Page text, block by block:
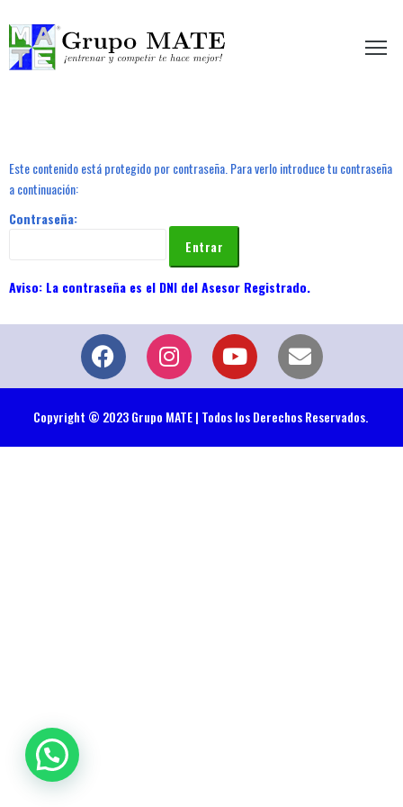
te hace mejor!
Este contenido está protegido por contraseña. Para verlo introduce tu contraseña
a continuación:
Contraseña:
Copyright © 2023 Grupo MATE | Todos los Derechos Reservados.